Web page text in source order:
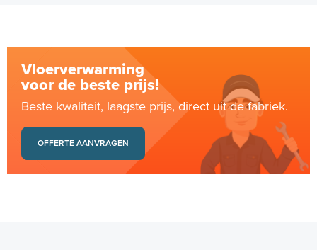
Vloerverwarming
voor de beste prijs!
Beste kwaliteit, laagste prijs, direct uit de fabriek.
OFFERTE AANVRAGEN